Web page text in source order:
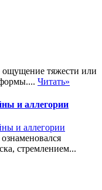
тяжести или
Читать»
и аллегории
стремлением...